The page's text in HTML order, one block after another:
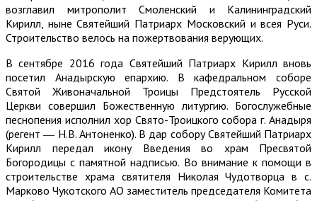
возглавил митрополит Смоленский и Калининградский
Кирилл, ныне Святейший Патриарх Московский и всея Руси.
Строительство велось на пожертвования верующих.
В сентябре 2016 года Святейший Патриарх Кирилл вновь
посетил Анадырскую епархию. В кафедральном соборе
Святой Живоначальной Троицы Предстоятель Русской
Церкви совершил Божественную литургию. Богослужебные
песнопения исполнил хор Свято-Троицкого собора г. Анадыря
(регент ― Н.В. Антоненко). В дар собору Святейший Патриарх
Кирилл передал икону Введения во храм Пресвятой
Богородицы с памятной надписью. Во внимание к помощи в
строительстве храма святителя Николая Чудотворца в с.
Марково Чукотского АО заместитель председателя Комитета